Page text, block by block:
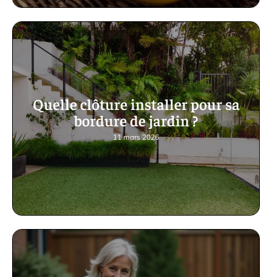
Quelle clôture installer pour sa
bordure de jardin ?
11 mars 2026